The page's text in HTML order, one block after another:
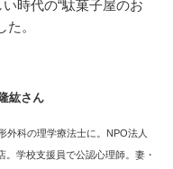
時代の“駄菓子屋のお
。
紘さん
外科の理学療法士に。NPO法人
学校支援員で公認心理師。妻・